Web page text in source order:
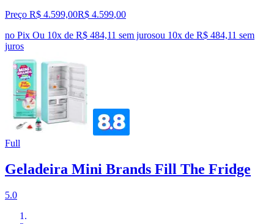
Preço R$ 4.599,00R$ 4.599,00
no Pix Ou 10x de R$ 484,11 sem jurosou 10x de R$ 484,11 sem
juros
Full
Geladeira Mini Brands Fill The Fridge
5.0